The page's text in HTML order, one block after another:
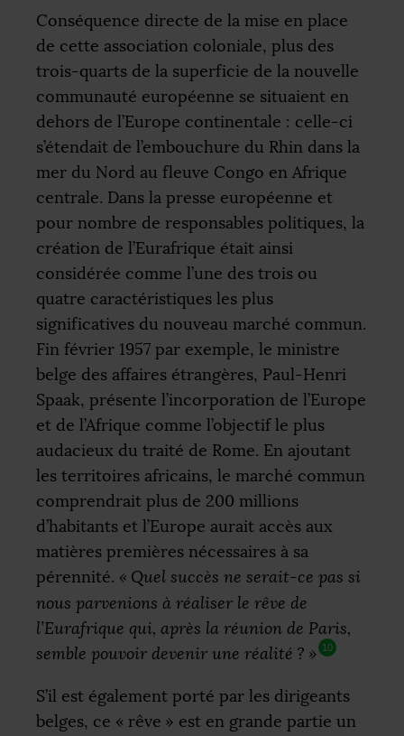
Conséquence directe de la mise en place
de cette association coloniale, plus des
trois-quarts de la superficie de la nouvelle
communauté européenne se situaient en
dehors de l’Europe continentale : celle-ci
s’étendait de l’embouchure du Rhin dans la
mer du Nord au fleuve Congo en Afrique
centrale. Dans la presse européenne et
pour nombre de responsables politiques, la
création de l’Eurafrique était ainsi
considérée comme l’une des trois ou
quatre caractéristiques les plus
significatives du nouveau marché commun.
Fin février 1957 par exemple, le ministre
belge des affaires étrangères, Paul-Henri
Spaak, présente l’incorporation de l’Europe
et de l’Afrique comme l’objectif le plus
audacieux du traité de Rome. En ajoutant
les territoires africains, le marché commun
comprendrait plus de 200 millions
d’habitants et l’Europe aurait accès aux
matières premières nécessaires à sa
pérennité. « Quel succès ne serait-ce pas si
nous parvenions à réaliser le rêve de
l’Eurafrique qui, après la réunion de Paris,
semble pouvoir devenir une réalité ? » 10
S’il est également porté par les dirigeants
belges, ce « rêve » est en grande partie un